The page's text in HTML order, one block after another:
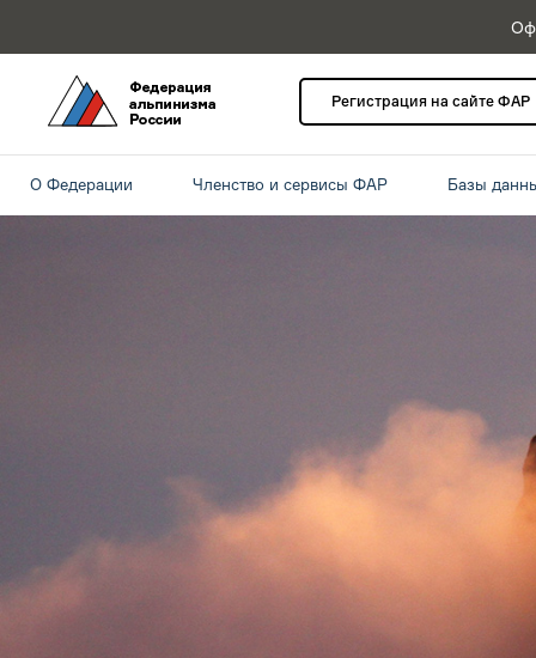
Регистрация на сайте ФАР
О Федерации Членство и сервисы ФАР Базы